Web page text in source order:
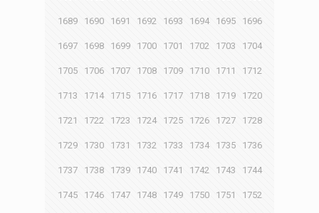
1689 1690 1691 1692 1693 1694 1695 1696
1697 1698 1699 1700 1701 1702 1703 1704
1705 1706 1707 1708 1709 1710 1711 1712
1713 1714 1715 1716 1717 1718 1719 1720
1721 1722 1723 1724 1725 1726 1727 1728
1729 1730 1731 1732 1733 1734 1735 1736
1737 1738 1739 1740 1741 1742 1743 1744
1745 1746 1747 1748 1749 1750 1751 1752